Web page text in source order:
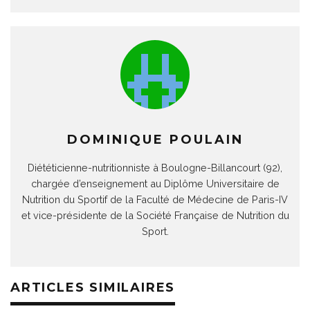
DOMINIQUE POULAIN
Diététicienne-nutritionniste à Boulogne-Billancourt (92),
chargée d’enseignement au Diplôme Universitaire de
Nutrition du Sportif de la Faculté de Médecine de Paris-IV
et vice-présidente de la Société Française de Nutrition du
Sport.
ARTICLES SIMILAIRES